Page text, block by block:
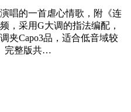
唱的一首虐心情歌，附《连
，采用G大调的指法编配，
夹Capo3品，适合低音域较
完整版共…